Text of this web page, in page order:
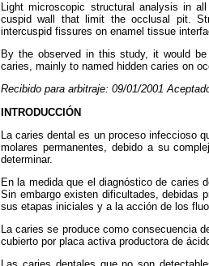
Light microscopic structural analysis in
cuspid wall that limit the occlusal pit.
intercuspid fissures on enamel tissue
By the observed in this study, it would
caries, mainly to named hidden caries on
Recibido para arbitraje: 09/01/2001
INTRODUCCIÓN
La caries dental es un proceso infeccioso
molares permanentes, debido a su
determinar.
En la medida que el diagnóstico de caries
Sin embargo existen dificultades, debidas
sus etapas iniciales y a la acción de los
La caries se produce como consecuencia
cubierto por placa activa productora de